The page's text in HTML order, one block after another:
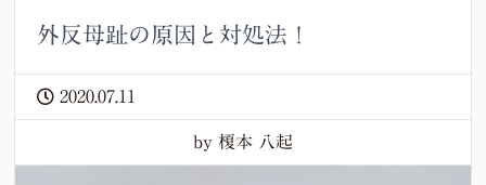
外反母趾の原因と対処法！
2020.07.11
by 榎本 八起